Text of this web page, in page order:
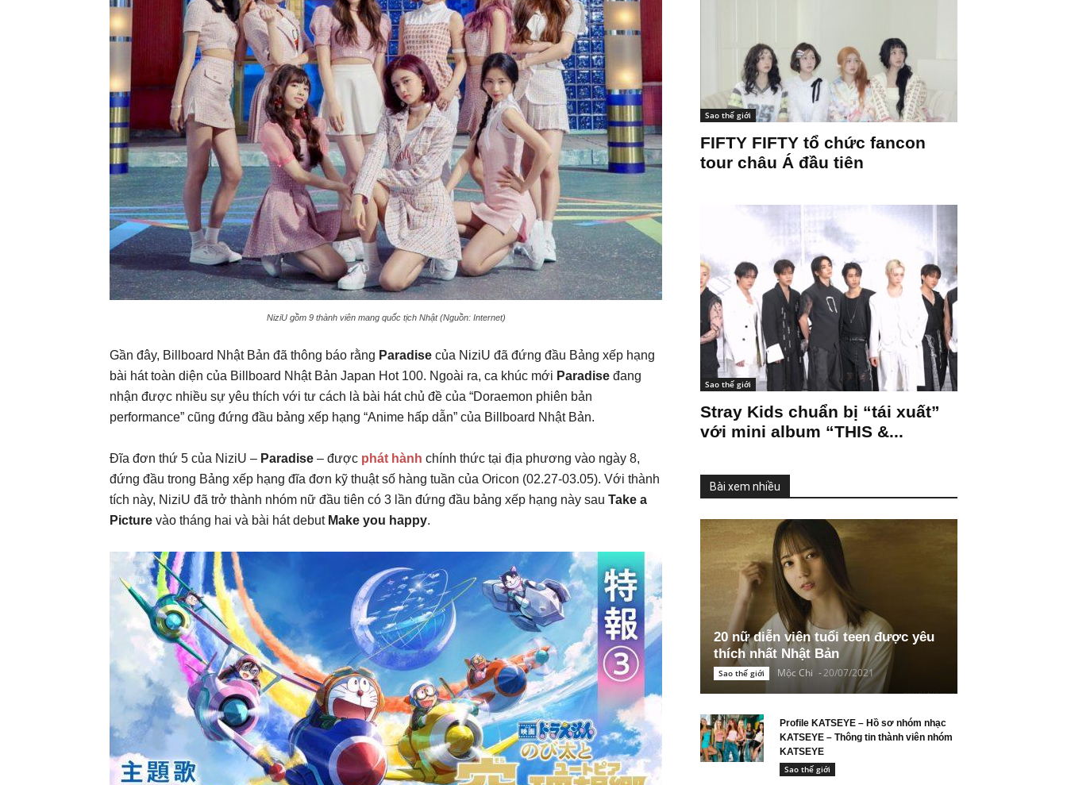
NiziU gồm 9 thành viên mang quốc tịch Nhật (Nguồn: Internet)
Gần đây, Billboard Nhật Bản đã thông báo rằng Paradise của NiziU đã đứng đầu Bảng xếp hạng
bài hát toàn diện của Billboard Nhật Bản Japan Hot 100. Ngoài ra, ca khúc mới Paradise đang
nhận được nhiều sự yêu thích với tư cách là bài hát chủ đề của “Doraemon phiên bản
performance” cũng đứng đầu bảng xếp hạng “Anime hấp dẫn” của Billboard Nhật Bản.
Đĩa đơn thứ 5 của NiziU – Paradise – được phát hành chính thức tại địa phương vào ngày 8,
đứng đầu trong Bảng xếp hạng đĩa đơn kỹ thuật số hàng tuần của Oricon (02.27-03.05). Với thành
tích này, NiziU đã trở thành nhóm nữ đầu tiên có 3 lần đứng đầu bảng xếp hạng này sau Take a
Picture vào tháng hai và bài hát debut Make you happy.
Sao thế giới
FIFTY FIFTY tổ chức fancon
tour châu Á đầu tiên
Sao thế giới
Stray Kids chuẩn bị “tái xuất”
với mini album “THIS &...
Bài xem nhiều
20 nữ diễn viên tuổi teen được yêu
thích nhất Nhật Bản
Sao thế giới Mộc Chi -20/07/2021
Profile KATSEYE – Hồ sơ nhóm nhạc
KATSEYE – Thông tin thành viên nhóm
KATSEYE
Sao thế giới